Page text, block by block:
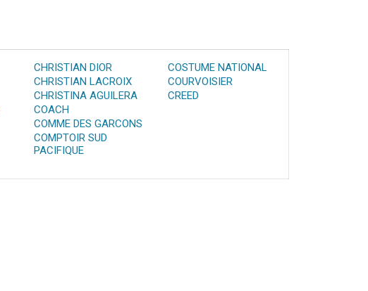
CHRISTIAN DIOR
CHRISTIAN LACROIX
CHRISTINA AGUILERA
COACH
COMME DES GARCONS
COMPTOIR SUD
PACIFIQUE
COSTUME NATIONAL
COURVOISIER
CREED